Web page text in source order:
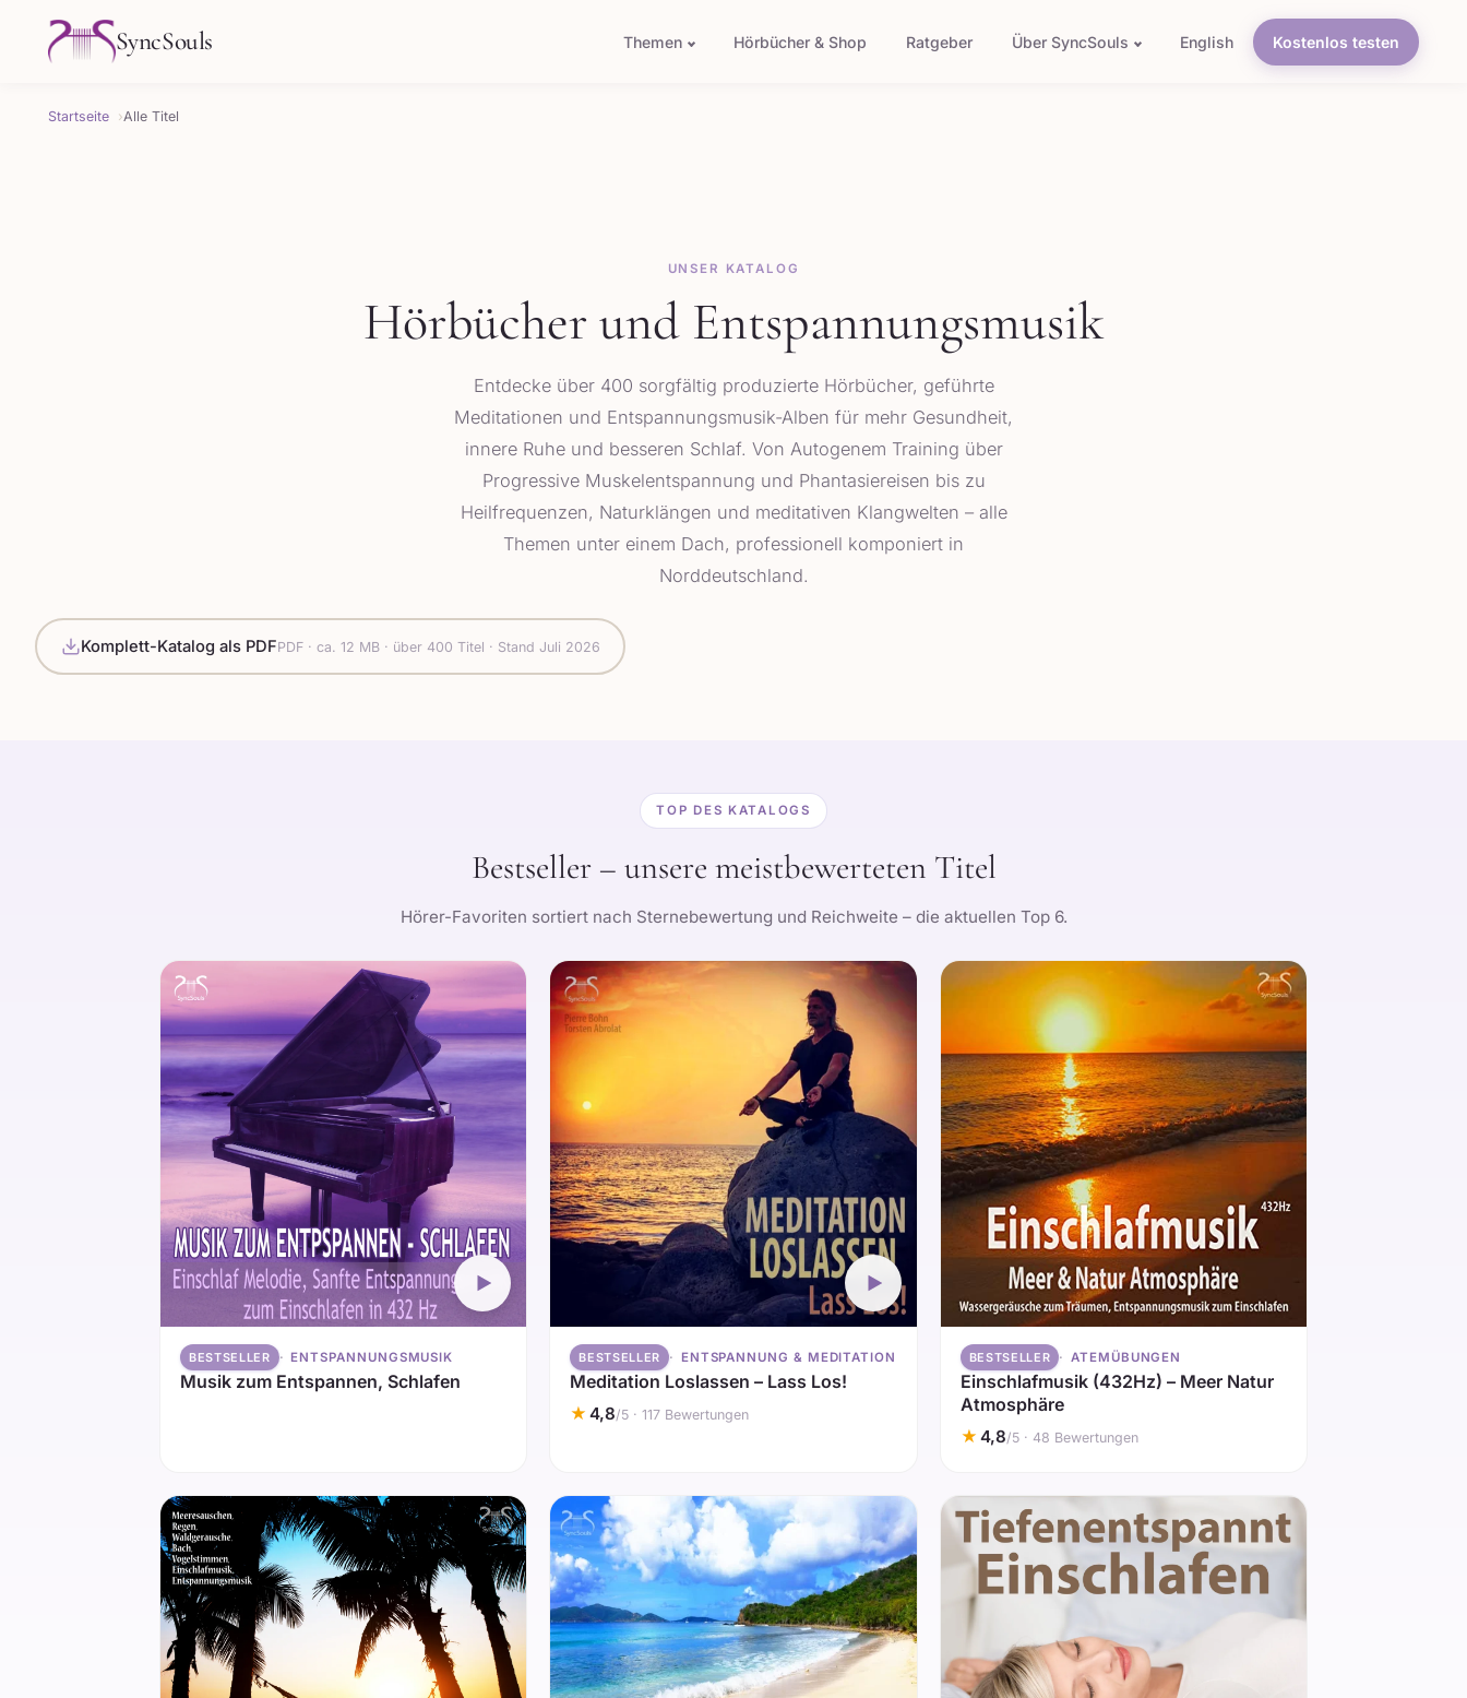
SyncSouls Themen Hörbücher & Shop Ratgeber Über SyncSouls English Kostenlos testen
Startseite Alle Titel
UNSER KATALOG
Hörbücher und Entspannungsmusik
Entdecke über 400 sorgfältig produzierte Hörbücher, geführte
Meditationen und Entspannungsmusik-Alben für mehr Gesundheit,
innere Ruhe und besseren Schlaf. Von Autogenem Training über
Progressive Muskelentspannung und Phantasiereisen bis zu
Heilfrequenzen, Naturklängen und meditativen Klangwelten – alle
Themen unter einem Dach, professionell komponiert in
Norddeutschland.
Komplett-Katalog als PDFPDF · ca. 12 MB · über 400 Titel · Stand Juli 2026
TOP DES KATALOGS
Bestseller – unsere meistbewerteten Titel
Hörer-Favoriten sortiert nach Sternebewertung und Reichweite – die aktuellen Top 6.
BESTSELLER ENTSPANNUNGSMUSIK
Musik zum Entspannen, Schlafen
BESTSELLER ENTSPANNUNG & MEDITATION
Meditation Loslassen – Lass Los!
★ 4,8/5 · 117 Bewertungen
BESTSELLER ATEMÜBUNGEN
Einschlafmusik (432Hz) – Meer Natur
Atmosphäre
★ 4,8/5 · 48 Bewertungen